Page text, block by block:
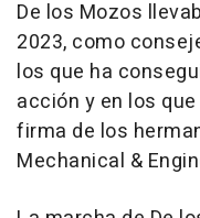
De los Mozos
2023, como
los que ha
acción y en los
firma de los
Mechanical &